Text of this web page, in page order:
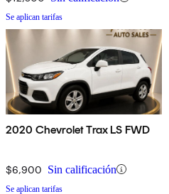
Se aplican tarifas
2020 Chevrolet Trax LS FWD
$6,900 Sin calificación
Se aplican tarifas